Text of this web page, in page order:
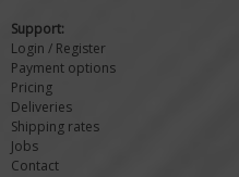
Support:
Login / Register
Payment options
Pricing
Deliveries
Shipping rates
Jobs
Contact